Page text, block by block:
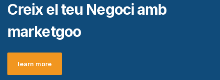
Creix el teu Negociamb
marketgoo
learn more